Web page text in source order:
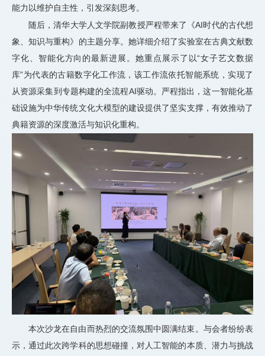
能力以维护自主性，引发深刻思考。
随后，清华大学人文学院副教授严程带来了《AI时代的古代想
象、知识与重构》的主题分享。她详细介绍了实验室在古典文献数
字化、智能化方向的最新进展。她重点展示了以“女子艺文数据
库”为代表的古籍数字化工作流，该工作流依托智能系统，实现了
从资源采集到专题构建的全流程AI驱动。严程指出，这一智能化基
础设施为中华传统文化大模型的建设提供了坚实支撑，有效推动了
典籍资源的深度激活与知识化重构。
本次沙龙在自由而热烈的交流氛围中圆满结束。与会者纷纷表
示，通过此次跨学科的思想碰撞，对人工智能的本质、潜力与挑战